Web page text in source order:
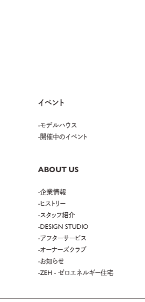
イベント
モデルハウス
開催中のイベント
ABOUT US
企業情報
ヒストリー
スタッフ紹介
DESIGN STUDIO
アフターサービス
オーナーズクラブ
お知らせ
ZEH - ゼロエネルギー住宅